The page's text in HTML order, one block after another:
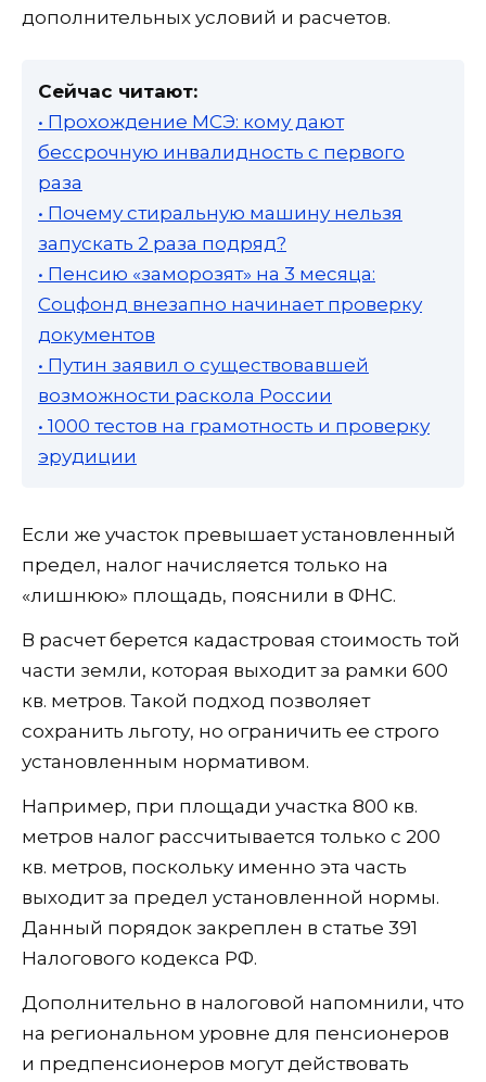
дополнительных условий и расчетов.
Сейчас читают:
• Прохождение МСЭ: кому дают
бессрочную инвалидность с первого
раза
• Почему стиральную машину нельзя
запускать 2 раза подряд?
• Пенсию «заморозят» на 3 месяца:
Соцфонд внезапно начинает проверку
документов
• Путин заявил о существовавшей
возможности раскола России
• 1000 тестов на грамотность и проверку
эрудиции
Если же участок превышает установленный
предел, налог начисляется только на
«лишнюю» площадь, пояснили в ФНС.
В расчет берется кадастровая стоимость той
части земли, которая выходит за рамки 600
кв. метров. Такой подход позволяет
сохранить льготу, но ограничить ее строго
установленным нормативом.
Например, при площади участка 800 кв.
метров налог рассчитывается только с 200
кв. метров, поскольку именно эта часть
выходит за предел установленной нормы.
Данный порядок закреплен в статье 391
Налогового кодекса РФ.
Дополнительно в налоговой напомнили, что
на региональном уровне для пенсионеров
и предпенсионеров могут действовать